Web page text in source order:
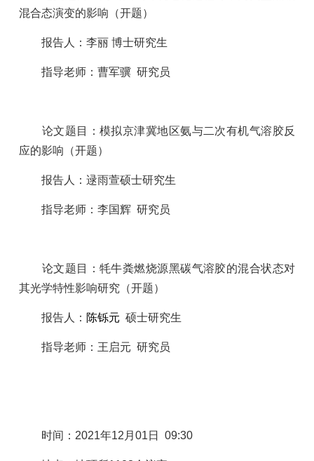
混合态演变的影响 （开题）
报告人：李丽 博士研究生
指导老师：曹军骥 研究员
论文题目：模拟京津冀地区氨与二次有机气溶胶反
应的影响 （开题）
报告人： 逯雨萱硕士研究生
指导老师： 李国辉 研究员
论文题目：牦牛粪燃烧源黑碳气溶胶的混合状态对
其光学特性影响研究 （开题）
报告人： 陈铄元 硕士研究生
指导老师： 王启元 研究员
时间： 2021年12 月 01 日 09:30